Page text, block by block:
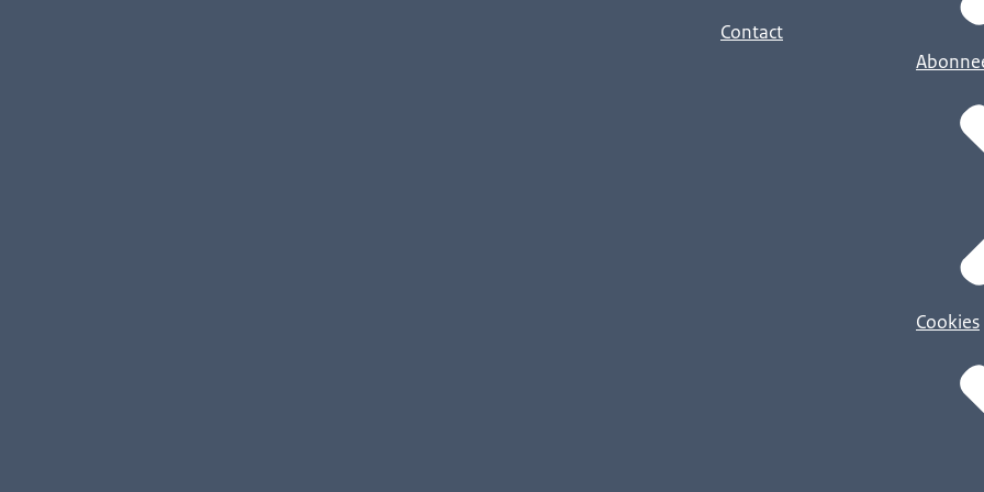
Contact
Cookies